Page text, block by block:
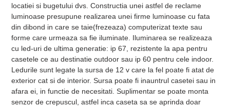
locatiei si bugetului dvs. Constructia unei astfel de reclame
luminoase presupune realizarea unei firme luminoase cu fata
din dibond in care se taie(frezeaza) computerizat texte sau
forme care urmeaza sa fie iluminate. Iluminarea se realizeaza
cu led-uri de ultima generatie: ip 67, rezistente la apa pentru
casetele ce au destinatie outdoor sau ip 60 pentru cele indoor.
Ledurile sunt legate la sursa de 12 v care la fel poate fi atat de
exterior cat si de interior. Sursa poate fi inauntrul casetei sau in
afara ei, in functie de necesitati. Suplimentar se poate monta
senzor de crepuscul, astfel inca caseta sa se aprinda doar